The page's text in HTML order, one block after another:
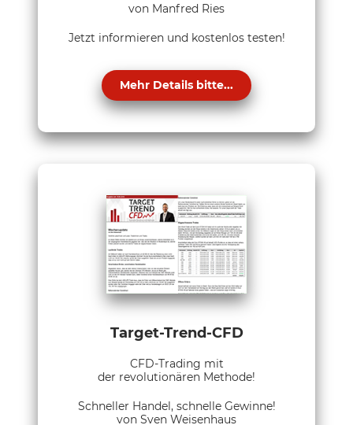
von Manfred Ries
Jetzt informieren und kostenlos testen!
Mehr Details bitte...
Target-Trend-CFD
CFD-Trading mit
der revolutionären Methode!
Schneller Handel, schnelle Gewinne!
von Sven Weisenhaus